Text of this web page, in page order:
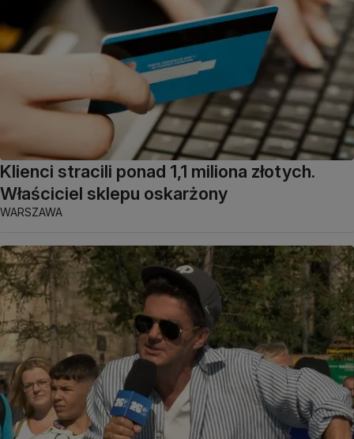
Klienci stracili ponad 1,1 miliona złotych.
Właściciel sklepu oskarżony
WARSZAWA